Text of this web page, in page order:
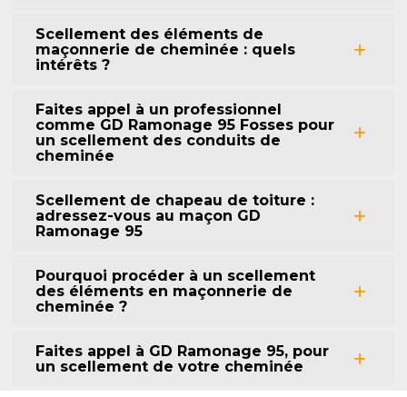
Scellement des éléments de
maçonnerie de cheminée : quels
intérêts ?
Faites appel à un professionnel
comme GD Ramonage 95 Fosses pour
un scellement des conduits de
cheminée
Scellement de chapeau de toiture :
adressez-vous au maçon GD
Ramonage 95
Pourquoi procéder à un scellement
des éléments en maçonnerie de
cheminée ?
Faites appel à GD Ramonage 95, pour
un scellement de votre cheminée